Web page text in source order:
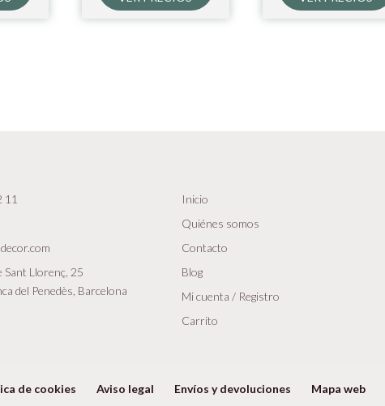
11
Llorenç, 25
del Penedès, Barcelona
Inicio
Quiénes somos
Contacto
Blog
Mi cuenta / Registro
Carrito
de cookies Aviso legal Envíos y devoluciones Mapa web